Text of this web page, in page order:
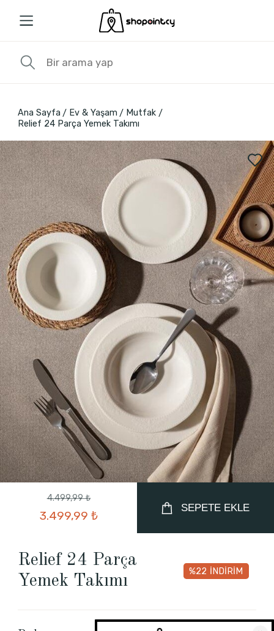
Ana Sayfa Ev & Yaşam
Mutfak
Relief 24 Parça Yemek Takımı
4.499,99 ₺
3.499,99 ₺
SEPETE EKLE
Relief 24 Parça
Yemek Takımı
%22 İNDİRİM